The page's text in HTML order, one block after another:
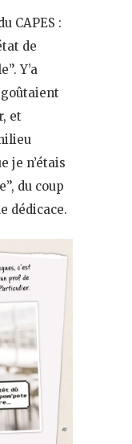
CAPES :
de
Y’a
et
je n’étais
du coup
dédicace.